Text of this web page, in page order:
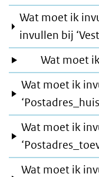
Wat moet ik
invullen bij
Wat moet
Wat moet ik
Wat moet ik
Wat moet ik